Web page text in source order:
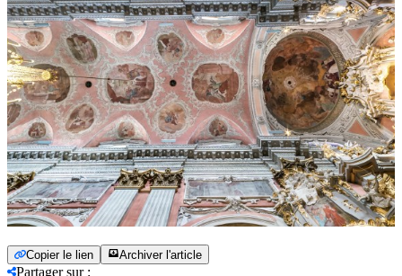
Copier le lien Archiver l'article
Partager sur: